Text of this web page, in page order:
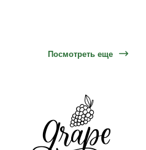
Посмотреть еще